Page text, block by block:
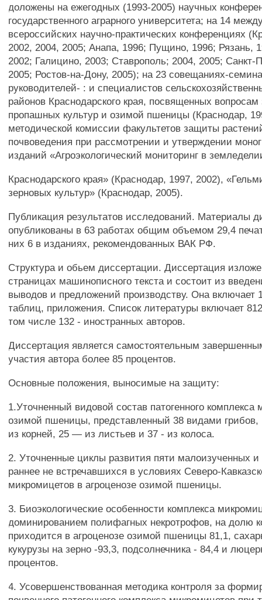
доложены на ежегодных (1993-2005) научных
государственного аграрного университета; на 14
всероссийских научно-практических конференциях
2002, 2004, 2005; Анапа, 1996; Пущино, 1996; Рязань,
2002; Галицино, 2003; Ставрополь; 2004, 2005; Санкт-
2005; Ростов-на-Дону, 2005); на 23 совещаниях-
руководителей- : и специалистов
районов Краснодарского края, посвященных
пропашных культур и озимой пшеницы (Краснодар,
методической комиссии факультетов защиты
почвоведения при рассмотрении и утверждении
изданий «Агроэкологический мониторинг в
Краснодарского края» (Краснодар, 1997, 2002),
зерновых культур» (Краснодар, 2005).
Публикация результатов исследований. Материалы
опубликованы в 63 работах общим объемом 29,4
них 6 в изданиях, рекомендованных ВАК РФ.
Структура и обьем диссертации. Диссертация
страницах машинописного текста и состоит из
выводов и предложений производству. Она включает
таблиц, приложения. Список литературы включает
том числе 132 - иностранных авторов.
Диссертация является самостоятельным
участия автора более 85 процентов.
Основные положения, выносимые на защиту:
1.Уточненный видовой состав патогенного комплекса
озимой пшеницы, представленный 38 видами грибов,
из корней, 25 — из листьев и 37 - из колоса.
2. Уточненные циклы развития пяти малоизученных
раннее не встречавшихся в условиях Северо-
микромицетов в агроценозе озимой пшеницы.
3. Биоэкологические особенности комплекса
доминированием полифагных некротрофов, на долю
приходится в агроценозе озимой пшеницы 81,1,
кукурузы на зерно -93,3, подсолнечника - 84,4 и
процентов.
4. Усовершенствованная методика контроля за